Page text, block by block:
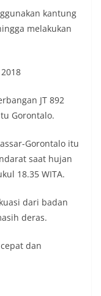
kantung
melakukan
JT 892
Gorontalo.
Gorontalo itu
saat hujan
18.35 WITA.
dari badan
deras.
dan